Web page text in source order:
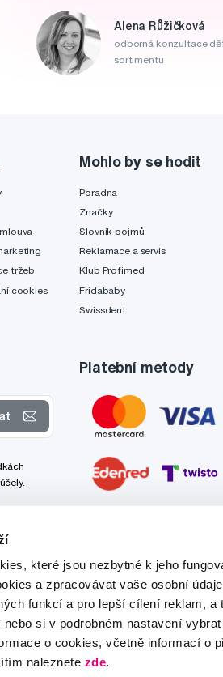
které jsou nezbytné k jeho
a zpracovávat vaše osobní
funkcí a pro lepší cílení reklam, a
si v podrobném nastavení
o cookies, včetně informací o
naleznete zde.
Alena Růžičková
odborná konzultace
sortimentu
tržeb
cookies
Mohlo by se hodit
Poradna
Značky
Slovník pojmů
Reklamace a servis
Klub Profimed
Fridababy
Swissdent
Platební metody
Tato stránka je chráněna službou reCAPTCHA a platí zde